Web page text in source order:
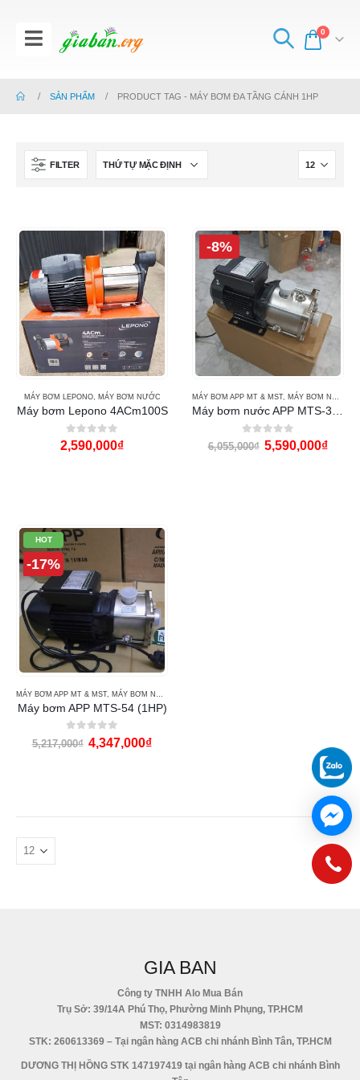
0
SẢN PHẨM PRODUCT TAG - MÁY BƠM ĐA TẦNG CÁNH 1HP
FILTER
MÁY BƠM LEPONO, MÁY BƠM NƯỚC
Máy bơm Lepono 4ACm100S
0 out of 5
2,590,000₫
-8%
MÁY BƠM APP MT & MST, MÁY BƠM NƯỚC
0out of 5
6,055,000₫ 5,590,000₫
HOT
-17%
MÁY BƠM APP MT & MST, MÁY BƠM NƯỚC
Máy bơm APP MTS-54 (1HP)
0out of 5
5,217,000₫ 4,347,000₫
GIA BAN
Công ty TNHH Alo Mua Bán
Trụ Sở: 39/14A Phú Thọ, Phường Minh Phụng, TP.HCM
MST: 0314983819
STK: 260613369 – Tại ngân hàng ACB chi nhánh Bình Tân, TP.HCM
DƯƠNG THỊ HỒNG STK 147197419 tại ngân hàng ACB chi nhánh Bình